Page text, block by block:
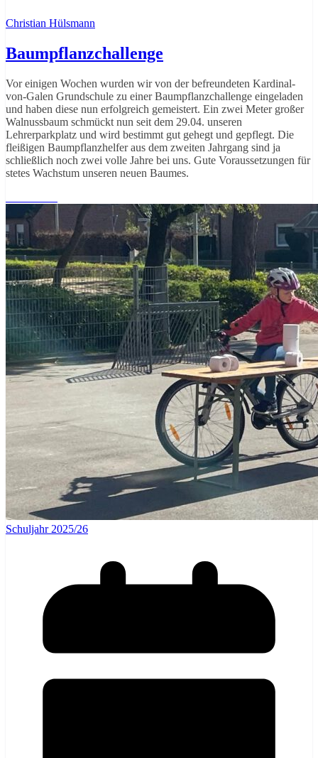
Christian Hülsmann
Baumpflanzchallenge
Vor einigen Wochen wurden wir von der befreundeten Kardinal-
von-Galen Grundschule zu einer Baumpflanzchallenge eingeladen
und haben diese nun erfolgreich gemeistert. Ein zwei Meter großer
Walnussbaum schmückt nun seit dem 29.04. unseren
Lehrerparkplatz und wird bestimmt gut gehegt und gepflegt. Die
fleißigen Baumpflanzhelfer aus dem zweiten Jahrgang sind ja
schließlich noch zwei volle Jahre bei uns. Gute Voraussetzungen für
stetes Wachstum unseren neuen Baumes.
Schuljahr 2025/26